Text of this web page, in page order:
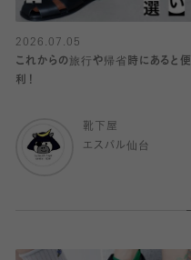
2026.07.05
これからの旅行や帰省時にあると便
利！
靴下屋
エスパル仙台